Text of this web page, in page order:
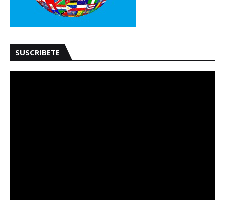
SUSCRIBETE